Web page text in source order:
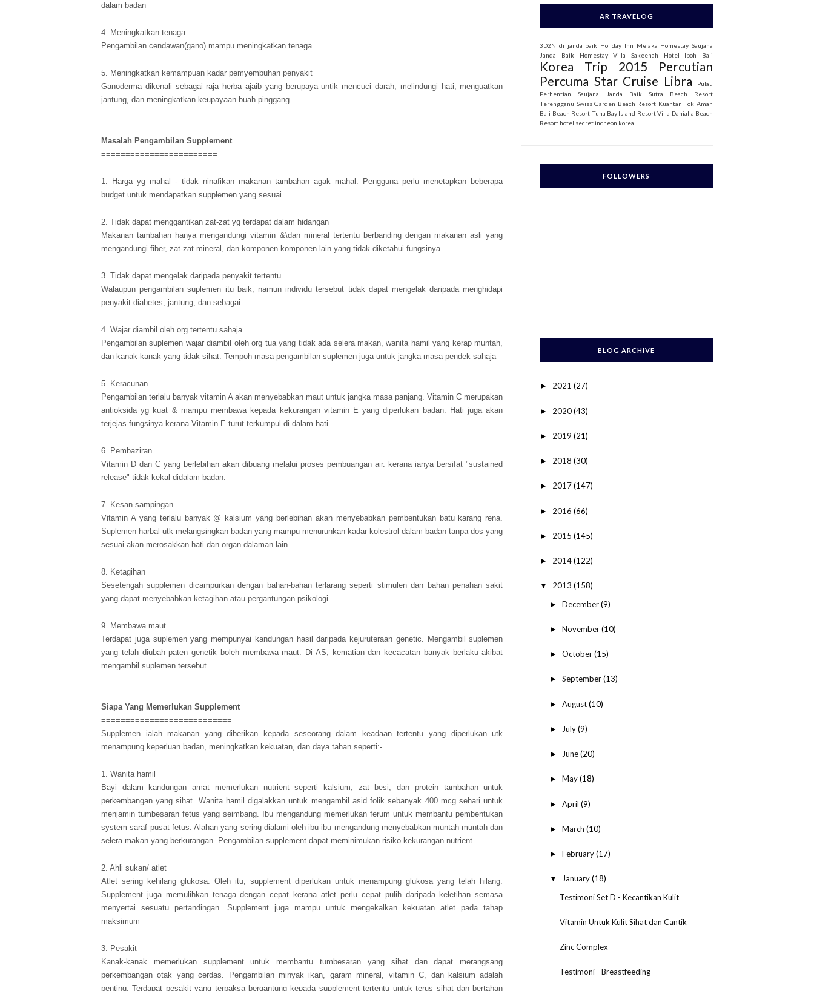
dalam badan
4. Meningkatkan tenaga
Pengambilan cendawan(gano) mampu meningkatkan tenaga.
5. Meningkatkan kemampuan kadar pemyembuhan penyakit
Ganoderma dikenali sebagai raja herba ajaib yang berupaya untik mencuci darah, melindungi hati, menguatkan
jantung, dan meningkatkan keupayaan buah pinggang.
Masalah Pengambilan Supplement
========================
1. Harga yg mahal - tidak ninafikan makanan tambahan agak mahal. Pengguna perlu menetapkan beberapa
budget untuk mendapatkan supplemen yang sesuai.
2. Tidak dapat menggantikan zat-zat yg terdapat dalam hidangan
Makanan tambahan hanya mengandungi vitamin &\dan mineral tertentu berbanding dengan makanan asli yang
mengandungi fiber, zat-zat mineral, dan komponen-komponen lain yang tidak diketahui fungsinya
3. Tidak dapat mengelak daripada penyakit tertentu
Walaupun pengambilan suplemen itu baik, namun individu tersebut tidak dapat mengelak daripada menghidapi
penyakit diabetes, jantung, dan sebagai.
4. Wajar diambil oleh org tertentu sahaja
Pengambilan suplemen wajar diambil oleh org tua yang tidak ada selera makan, wanita hamil yang kerap muntah,
dan kanak-kanak yang tidak sihat. Tempoh masa pengambilan suplemen juga untuk jangka masa pendek sahaja
5. Keracunan
Pengambilan terlalu banyak vitamin A akan menyebabkan maut untuk jangka masa panjang. Vitamin C merupakan
antioksida yg kuat & mampu membawa kepada kekurangan vitamin E yang diperlukan badan. Hati juga akan
terjejas fungsinya kerana Vitamin E turut terkumpul di dalam hati
6. Pembaziran
Vitamin D dan C yang berlebihan akan dibuang melalui proses pembuangan air. kerana ianya bersifat "sustained
release" tidak kekal didalam badan.
7. Kesan sampingan
Vitamin A yang terlalu banyak @ kalsium yang berlebihan akan menyebabkan pembentukan batu karang rena.
Suplemen harbal utk melangsingkan badan yang mampu menurunkan kadar kolestrol dalam badan tanpa dos yang
sesuai akan merosakkan hati dan organ dalaman lain
8. Ketagihan
Sesetengah supplemen dicampurkan dengan bahan-bahan terlarang seperti stimulen dan bahan penahan sakit
yang dapat menyebabkan ketagihan atau pergantungan psikologi
9. Membawa maut
Terdapat juga suplemen yang mempunyai kandungan hasil daripada kejuruteraan genetic. Mengambil suplemen
yang telah diubah paten genetik boleh membawa maut. Di AS, kematian dan kecacatan banyak berlaku akibat
mengambil suplemen tersebut.
Siapa Yang Memerlukan Supplement
===========================
Supplemen ialah makanan yang diberikan kepada seseorang dalam keadaan tertentu yang diperlukan utk
menampung keperluan badan, meningkatkan kekuatan, dan daya tahan seperti:-
1. Wanita hamil
Bayi dalam kandungan amat memerlukan nutrient seperti kalsium, zat besi, dan protein tambahan untuk
perkembangan yang sihat. Wanita hamil digalakkan untuk mengambil asid folik sebanyak 400 mcg sehari untuk
menjamin tumbesaran fetus yang seimbang. Ibu mengandung memerlukan ferum untuk membantu pembentukan
system saraf pusat fetus. Alahan yang sering dialami oleh ibu-ibu mengandung menyebabkan muntah-muntah dan
selera makan yang berkurangan. Pengambilan supplement dapat meminimukan risiko kekurangan nutrient.
2. Ahli sukan/ atlet
Atlet sering kehilang glukosa. Oleh itu, supplement diperlukan untuk menampung glukosa yang telah hilang.
Supplement juga memulihkan tenaga dengan cepat kerana atlet perlu cepat pulih daripada keletihan semasa
menyertai sesuatu pertandingan. Supplement juga mampu untuk mengekalkan kekuatan atlet pada tahap
maksimum
3. Pesakit
Kanak-kanak memerlukan supplement untuk membantu tumbesaran yang sihat dan dapat merangsang
perkembangan otak yang cerdas. Pengambilan minyak ikan, garam mineral, vitamin C, dan kalsium adalah
penting. Terdapat pesakit yang terpaksa bergantung kepada supplement tertentu untuk terus sihat dan bertahan
AR TRAVELOG
3D2N di janda baik Holiday Inn Melaka Homestay Saujana
Janda Baik
Homestay Villa Sakeenah Hotel Ipoh Bali
Korea Trip 2015
Percutian
Percuma Star Cruise Libra
Pulau
Perhentian
Saujana Janda Baik
Sutra Beach Resort
Terengganu Swiss Garden Beach Resort Kuantan Tok Aman
Bali Beach Resort Tuna Bay Island Resort Villa Danialla Beach
Resort hotel secret incheon korea
FOLLOWERS
BLOG ARCHIVE
► 2021(27)
► 2020(43)
► 2019(21)
► 2018(30)
► 2017(147)
► 2016(66)
► 2015(145)
► 2014(122)
▼ 2013(158)
► December(9)
► November(10)
► October(15)
► September(13)
► August(10)
► July(9)
► June(20)
► May(18)
► April (9)
► March (10)
► February(17)
▼ January(18)
Testimoni Set D - Kecantikan Kulit
Vitamin Untuk Kulit Sihat dan Cantik
Zinc Complex
Testimoni - Breastfeeding